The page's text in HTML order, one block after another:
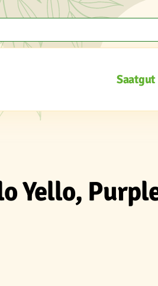
Saatgut
Yello,